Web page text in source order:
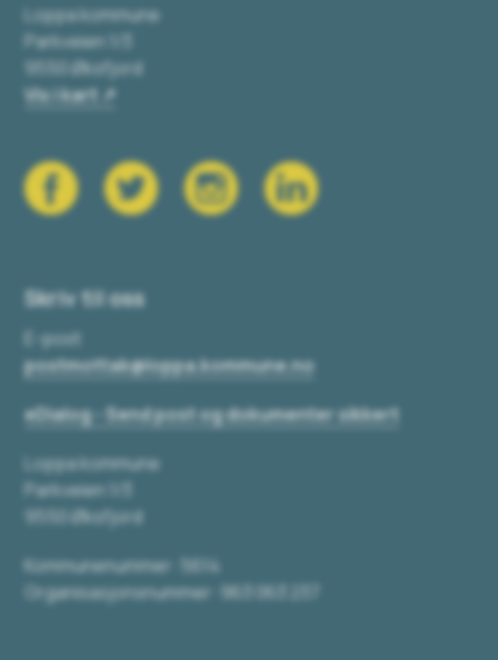
Loppa kommune
Parkveien 1/3
9550 Øksfjord
Vis i kart
Skriv til oss
E-post
postmottak@loppa.kommune.no
eDialog - Send post og dokumenter sikkert
Loppa kommune
Parkveien 1/3
9550 Øksfjord
Kommunenummer: 5614
Organisasjonsnummer: 963 063 237